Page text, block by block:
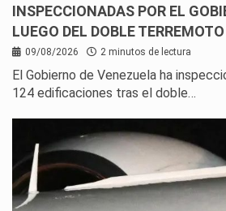
INSPECCIONADAS POR EL
LUEGO DEL DOBLE TERREMOTO
09/08/2026 2 minutos de lectura
El Gobierno de Venezuela ha
124 edificaciones tras el doble…